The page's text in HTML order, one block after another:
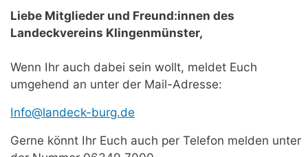
Liebe Mitglieder und Freund:innen des
Landeckvereins Klingenmünster,
Wenn Ihr auch dabei sein wollt, meldet Euch
umgehend an unter der Mail-Adresse:
Info@landeck-burg.de
Gerne könnt Ihr Euch auch per Telefon melden unter